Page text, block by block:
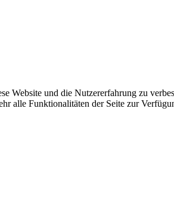
Website und die Nutzererfahrung zu
alle Funktionalitäten der Seite zur